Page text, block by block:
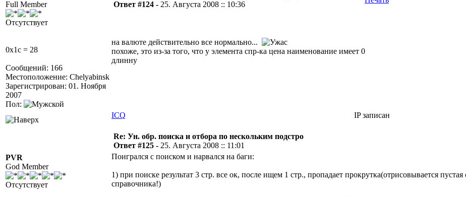
Full Member
Отсутствует
0x1c = 28
Сообщений: 166
Местоположение: Chelyabinsk
Зарегистрирован: 01. Ноября
2007
Пол:
Ответ #124 - 25. Августа 2008 :: 10:36
на валюте действительно все нормально...
похоже, это из-за того, что у элемента спр-ка цена наименование имеет 0
длинну
ICQ IP записан
PVR
God Member
Отсутствует
Re: Ун. обр. поиска и отбора по нескольким подстро
Ответ #125 - 25. Августа 2008 :: 11:01
Поигрался с поиском и нарвался на баги:
1) при поиске результат 3 стр. все ок, после ищем 1 стр., пропадает прокрутка(отрисовывается
справочника!)